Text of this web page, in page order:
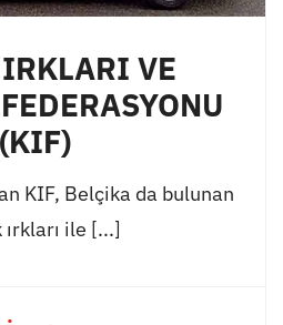
VE
(KIF)
KIF, Belçika da bulunan
ırkları ile [...]